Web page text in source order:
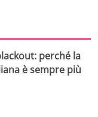
perché la
è sempre più